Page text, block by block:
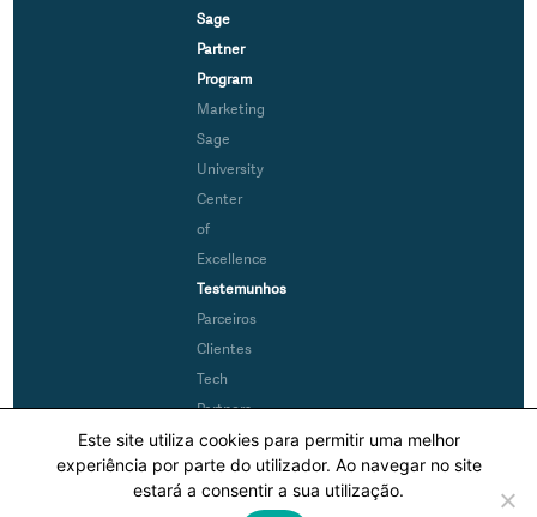
Sage
Partner
Program
Marketing
Sage
University
Center
of
Excellence
Testemunhos
Parceiros
Clientes
Tech
Partners
MySage
Este site utiliza cookies para permitir uma melhor
experiência por parte do utilizador. Ao navegar no site
estará a consentir a sua utilização.